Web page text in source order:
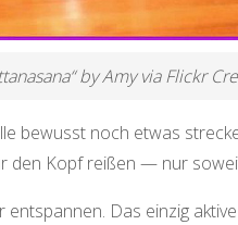
by Amy via Flickr
bewusst noch etwas
den Kopf reißen — nur
Das einzig